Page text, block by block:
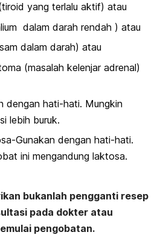
yang terlalu aktif) atau
dalam darah rendah ) atau
dalam darah) atau
(masalah kelenjar adrenal)
dengan hati-hati. Mungkin
lebih buruk.
Gunakan dengan hati-hati.
ini mengandung laktosa.
bukanlah pengganti resep
pada dokter atau
pengobatan.